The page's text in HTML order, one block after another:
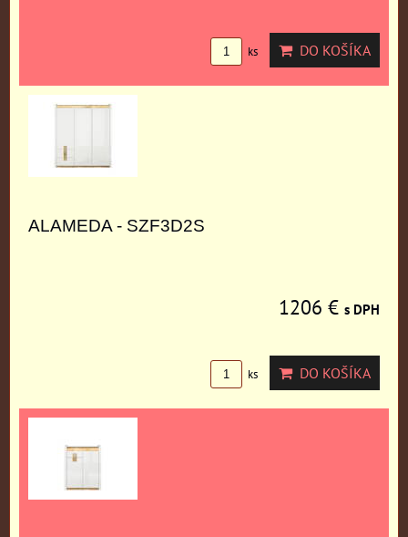
ks DO KOŠÍKA
ALAMEDA - SZF3D2S
1206 € s DPH
ks DO KOŠÍKA